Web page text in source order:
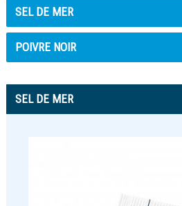
SEL DE MER
POIVRE NOIR
SEL DE MER